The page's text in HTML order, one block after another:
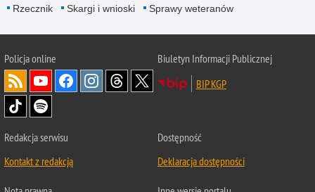
Rzecznik Skargi i wnioski Sprawy weteranów
Policjaonline
Biuletyn Informacji Publicznej
BIP KGP
Redakcja serwisu
Kontakt z redakcją
Dostępność
Deklaracja dostępności